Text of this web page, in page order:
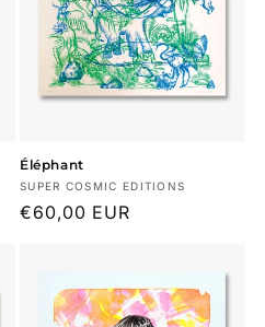
Éléphant
Fournisseur :
SUPER COSMIC EDITIONS
Prix
€60,00 EUR